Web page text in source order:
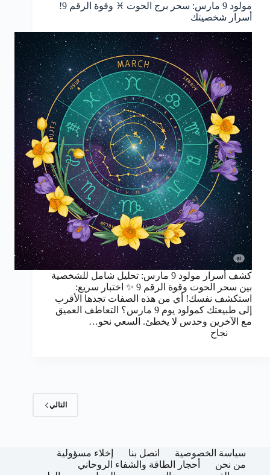
مولود 9 مارس: سحر برج الحوت ♓ وقوة الرقم 9!
أسرار شخصيتك
كشف أسرار مولود 9 مارس: تحليل شامل للشخصية
بين سحر الحوت وقوة الرقم 9 ✨ اختبار سريع:
استكشف نفسك! أي من هذه الصفات تجدها الأقرب
إلى طبيعتك كمولود يوم 9 مارس؟ التعاطف العميق
مع الآخرين وحدس لا يخطئ. السعي نحو…
نجاح
التالي
سياسة الخصوصية اتصل بنا
إخلاء مسؤولية
من نحن
أحجار الطاقة والشفاء الروحاني